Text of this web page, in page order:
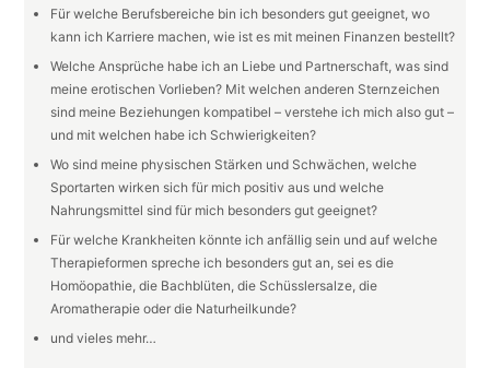
Für welche Berufsbereiche bin ich besonders gut geeignet, wo
kann ich Karriere machen, wie ist es mit meinen Finanzen bestellt?
Welche Ansprüche habe ich an Liebe und Partnerschaft, was sind
meine erotischen Vorlieben? Mit welchen anderen Sternzeichen
sind meine Beziehungen kompatibel – verstehe ich mich also gut –
und mit welchen habe ich Schwierigkeiten?
Wo sind meine physischen Stärken und Schwächen, welche
Sportarten wirken sich für mich positiv aus und welche
Nahrungsmittel sind für mich besonders gut geeignet?
Für welche Krankheiten könnte ich anfällig sein und auf welche
Therapieformen spreche ich besonders gut an, sei es die
Homöopathie, die Bachblüten, die Schüsslersalze, die
Aromatherapie oder die Naturheilkunde?
und vieles mehr…